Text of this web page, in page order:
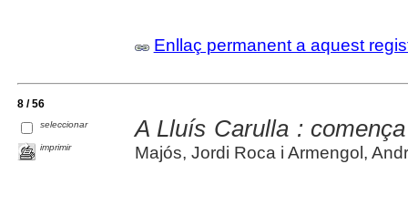
Enllaç permanent a aquest
8 / 56
seleccionar
imprimir
A Lluís Carulla :
Majós, Jordi Roca i Armengol,